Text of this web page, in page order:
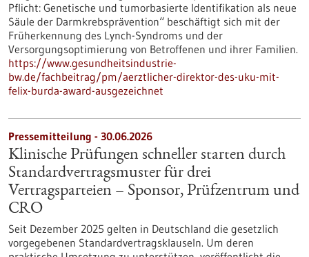
Pflicht: Genetische und tumorbasierte Identifikation als neue
Säule der Darmkrebsprävention“ beschäftigt sich mit der
Früherkennung des Lynch-​Syndroms und der
Versorgungsoptimierung von Betroffenen und ihrer Familien.
https://www.gesundheitsindustrie-
bw.de/fachbeitrag/pm/aerztlicher-direktor-des-uku-mit-
felix-burda-award-ausgezeichnet
Pressemitteilung - 30.06.2026
Klinische Prüfungen schneller starten durch
Standardvertragsmuster für drei
Vertragsparteien – Sponsor, Prüfzentrum und
CRO
Seit Dezember 2025 gelten in Deutschland die gesetzlich
vorgegebenen Standardvertragsklauseln. Um deren